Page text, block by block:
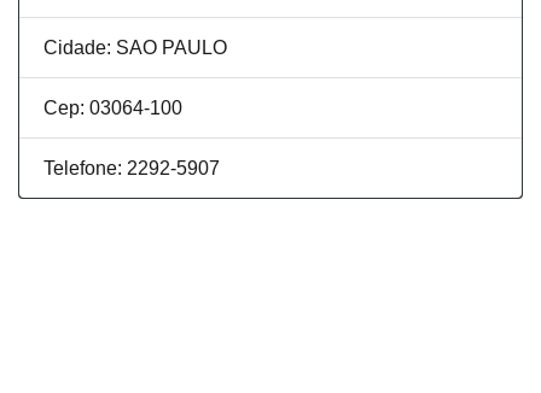
Cidade: SAO PAULO
Cep: 03064-100
Telefone: 2292-5907